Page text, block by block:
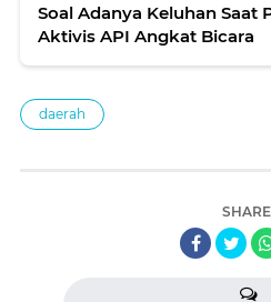
Soal Adanya Keluhan Saat
Aktivis API Angkat Bicara
daerah
SHARE